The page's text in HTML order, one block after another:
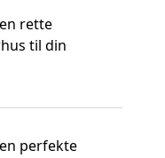
rette
til din
perfekte